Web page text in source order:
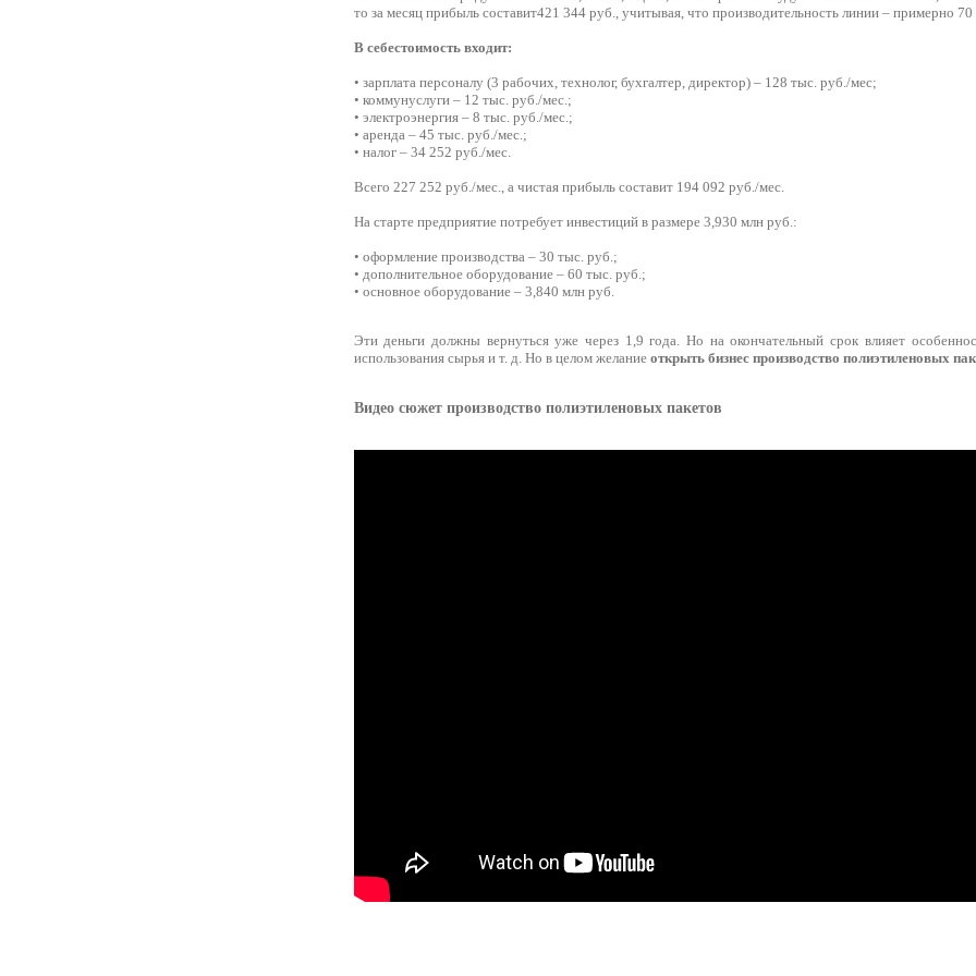
то за месяц прибыль составит421 344 руб., учитывая, что производительность линии – примерно
В себестоимость входит:
• зарплата персоналу (3 рабочих, технолог, бухгалтер, директор) – 128 тыс. руб./мес;
• коммунуслуги – 12 тыс. руб./мес.;
• электроэнергия – 8 тыс. руб./мес.;
• аренда – 45 тыс. руб./мес.;
• налог – 34 252 руб./мес.
Всего 227 252 руб./мес., а чистая прибыль составит 194 092 руб./мес.
На старте предприятие потребует инвестиций в размере 3,930 млн руб.:
• оформление производства – 30 тыс. руб.;
• дополнительное оборудование – 60 тыс. руб.;
• основное оборудование – 3,840 млн руб.
Эти деньги должны вернуться уже через 1,9 года. Но на окончательный срок влияет
использования сырья и т. д. Но в целом желание открыть бизнес производство полиэтиленовых
Видео сюжет производство полиэтиленовых пакетов